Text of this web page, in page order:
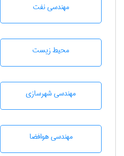
مهندسی نفت
محيط زيست
مهندسی شهرسازی
مهندسی هوافضا